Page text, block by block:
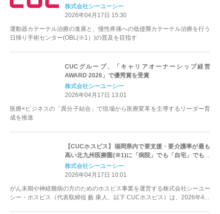
との戦略的業務提携を加速。
株式会社シーユーシー
2026年04月17日 15:30
運動器カテーテル治療の進展と、慢性疼痛への低侵襲カテーテル治療を行う
日帰り手術センター(OBL(※1）)の普及を目指す
CUCグループ、「キャリアオーナーシップ経営
AWARD 2026」で優秀賞を受賞
株式会社シーユーシー
2026年04月17日 13:01
医療×ビジネスの「異分子結合」で現場から医療変革を主導するリーダー育
成を推進
【CUCホスピス】福岡県内で要支援・要介護率が最も
高い北九州医療圏(※1)に「病院」でも「自宅」でもな
い、最期まで自分らしく生きるための ホスピス型住宅
「ReHOPE 八幡西」を初開設
株式会社シーユーシー
2026年04月17日 10:01
がん末期や神経難病の方のためのホスピス事業を運営する株式会社シーユー
シー・ホスピス（代表取締役 藪 康人、以下 CUCホスピス）は、2026年4月